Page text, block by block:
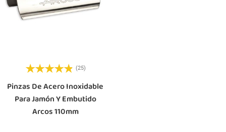
(25)
Pinzas De Acero Inoxidable
Para Jamón Y Embutido
Arcos 110mm